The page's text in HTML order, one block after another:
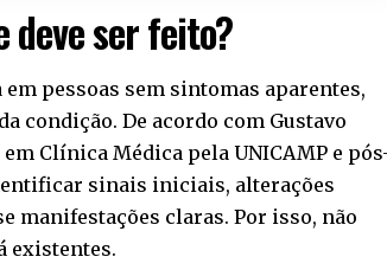
deve ser feito?
pessoas sem sintomas aparentes,
condição. De acordo com Gustavo
Clínica Médica pela UNICAMP e
sinais iniciais, alterações
manifestações claras. Por isso, não
existentes.